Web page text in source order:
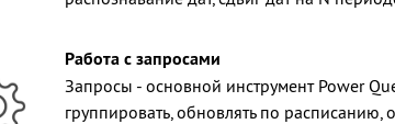
Работа с запросами
Запросы - основной инструмент Power
группировать, обновлять по расписанию,